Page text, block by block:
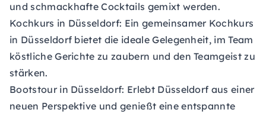
und schmackhafte Cocktails gemixt werden.
Kochkurs in Düsseldorf: Ein gemeinsamer Kochkurs
in Düsseldorf bietet die ideale Gelegenheit, im Team
köstliche Gerichte zu zaubern und den Teamgeist zu
stärken.
Bootstour in Düsseldorf: Erlebt Düsseldorf aus einer
neuen Perspektive und genießt eine entspannte